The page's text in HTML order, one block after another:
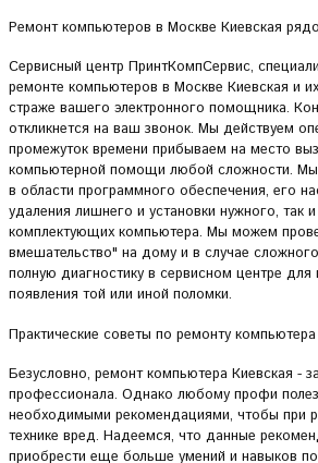
Ремонт компьютеров в Москве Киевская
Сервисный центр ПринтКомпСервис,
ремонте компьютеров в Москве Киевская и
страже вашего электронного помощника.
откликнется на ваш звонок. Мы действуем
промежуток времени прибываем на место
компьютерной помощи любой сложности. Мы
в области программного обеспечения, его
удаления лишнего и установки нужного, так
комплектующих компьютера. Мы можем
вмешательство" на дому и в случае
полную диагностику в сервисном центре
появления той или иной поломки.
Практические советы по ремонту
Безусловно, ремонт компьютера Киевская -
профессионала. Однако любому профи
необходимыми рекомендациями, чтобы при
технике вред. Надеемся, что данные
приобрести еще больше умений и навыков